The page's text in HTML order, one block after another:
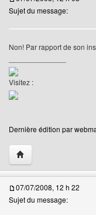
profil de l'utilisateur
Sujet du message:
Non! Par rapport de son
Visitez :
Dernière édition par
Visiter le site web
07/07/2008, 12 h 22
Sujet du message: